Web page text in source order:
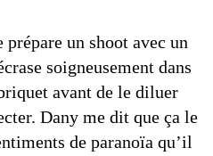
un shoot avec un
soigneusement dans
avant de le diluer
Dany me dit que ça le
de paranoïa qu’il